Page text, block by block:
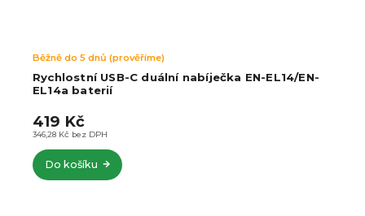
Rychlostní USB-C duální nabíječka EN-EL14/EN-
EL14a baterií
Běžně do 5 dnů (prověříme)
346,28 Kč bez DPH
419 Kč
Do košíku